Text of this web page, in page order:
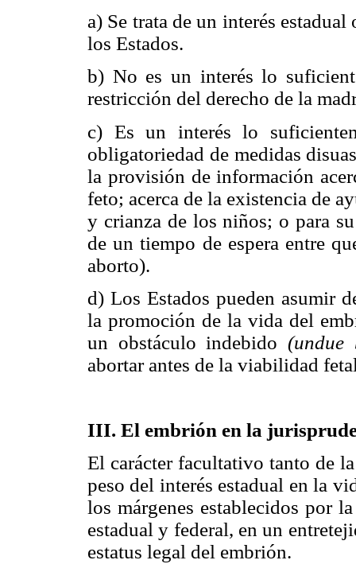
a) Se trata de un interés
los Estados.
b) No es un interés lo
restricción del derecho de la
c) Es un interés lo
obligatoriedad de medidas
la provisión de información
feto; acerca de la existencia de
y crianza de los niños; o para
de un tiempo de espera entre
aborto).
d) Los Estados pueden asumir
la promoción de la vida del
un obstáculo indebido (undue
abortar antes de la viabilidad
III. El embrión en la
El carácter facultativo tanto de
peso del interés estadual en la
los márgenes establecidos por
estadual y federal, en un
estatus legal del embrión.